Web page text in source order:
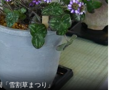
雪割草まつり」